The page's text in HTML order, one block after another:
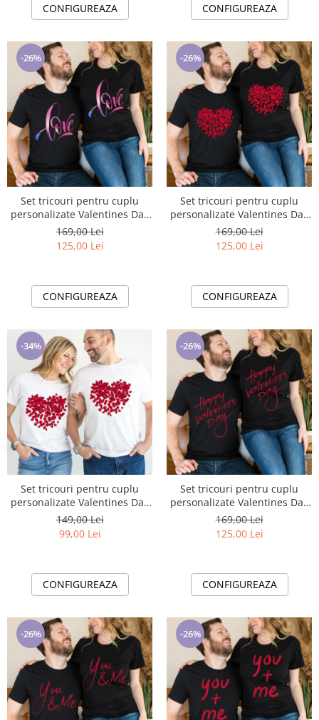
CONFIGUREAZA CONFIGUREAZA
-26%
Set tricouri pentru cuplu
personalizate Valentines Day
VD2404 LOVE
169,00 Lei
125,00 Lei
CONFIGUREAZA
-26%
Set tricouri pentru cuplu
personalizate Valentines Day
VD2405B HEART
169,00 Lei
125,00 Lei
CONFIGUREAZA
-34%
Set tricouri pentru cuplu
personalizate Valentines Day
VD2405W HEART
149,00 Lei
99,00 Lei
CONFIGUREAZA
-26%
Set tricouri pentru cuplu
personalizate Valentines Day
VD2407
169,00 Lei
125,00 Lei
CONFIGUREAZA
-26% -26%